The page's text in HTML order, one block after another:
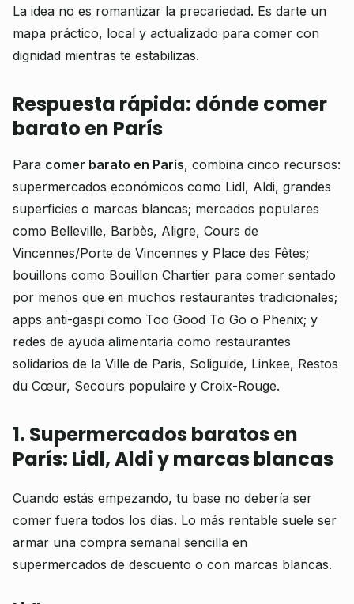
La idea no es romantizar la precariedad. Es darte un
mapa práctico, local y actualizado para comer con
dignidad mientras te estabilizas.
Respuesta rápida: dónde comer
barato en París
Para comer barato en París, combina cinco recursos:
supermercados económicos como Lidl, Aldi, grandes
superficies o marcas blancas; mercados populares
como Belleville, Barbès, Aligre, Cours de
Vincennes/Porte de Vincennes y Place des Fêtes;
bouillons como Bouillon Chartier para comer sentado
por menos que en muchos restaurantes tradicionales;
apps anti-gaspi como Too Good To Go o Phenix; y
redes de ayuda alimentaria como restaurantes
solidarios de la Ville de Paris, Soliguide, Linkee, Restos
du Cœur, Secours populaire y Croix-Rouge.
1. Supermercados baratos en
París: Lidl, Aldi y marcas blancas
Cuando estás empezando, tu base no debería ser
comer fuera todos los días. Lo más rentable suele ser
armar una compra semanal sencilla en
supermercados de descuento o con marcas blancas.